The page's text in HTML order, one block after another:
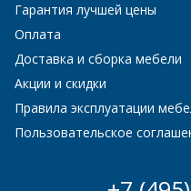
Гарантия лучшей цены
Оплата
Доставка и сборка мебели
Акции и скидки
Правила эксплуатации
Пользовательское